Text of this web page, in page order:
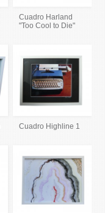
Cuadro Harland
"Too Cool to Die"
Cuadro Highline 1